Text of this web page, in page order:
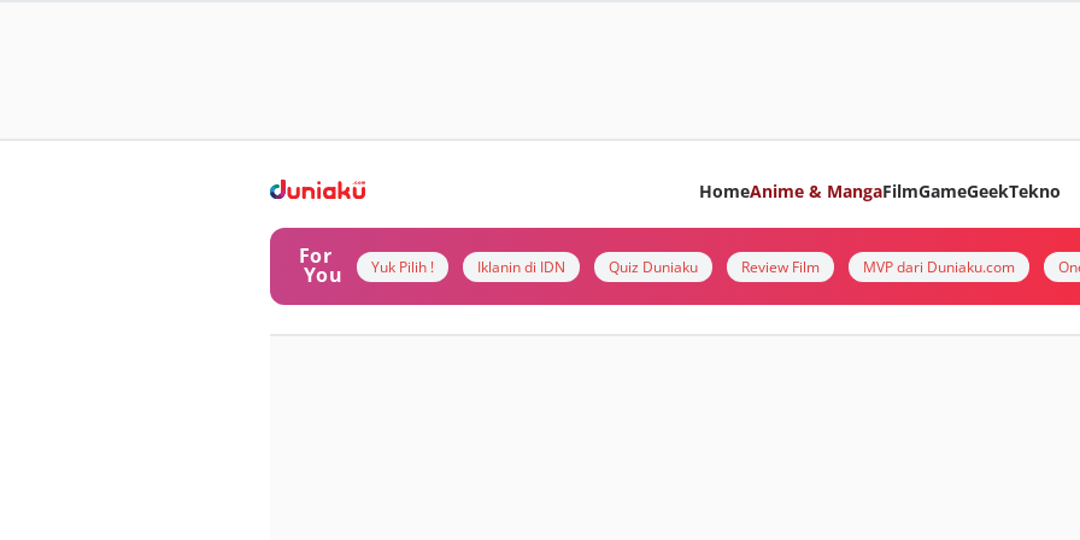
HomeAnime & MangaFilmGameGeekTekno
For
You Yuk Pilih ! Iklanin di IDN Quiz Duniaku Review Film MVP dari Duniaku.com